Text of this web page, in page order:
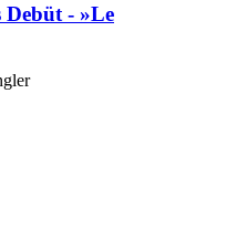
Debüt - »Le